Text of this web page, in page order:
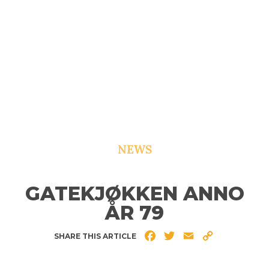
NEWS
GATEKJØKKEN ANNO
ÅR 79
SHARE THIS ARTICLE FacebookTwitterEmail